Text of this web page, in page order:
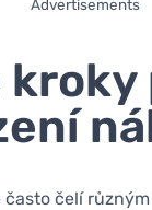
Advertisements
čelí